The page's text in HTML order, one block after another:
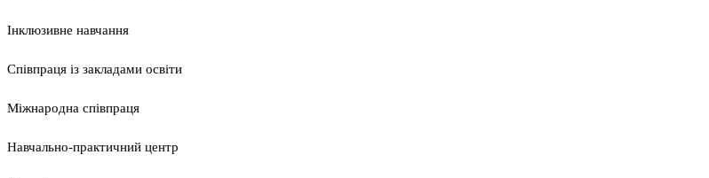
Інклюзивне навчання
Співпраця із закладами освіти
Міжнародна співпраця
Навчально-практичний центр